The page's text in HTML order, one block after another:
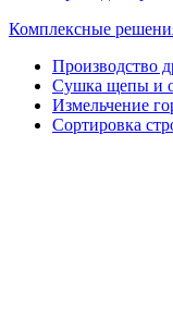
Комплексные
Производство
Сушка щепы и
Измельчение
Сортировка